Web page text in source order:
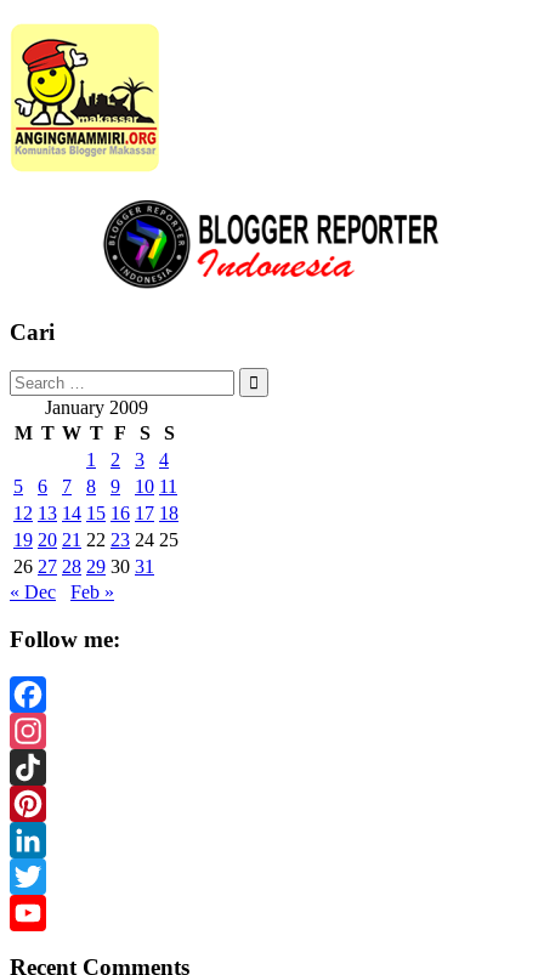
Cari
Search
for: January 2009
M T W T F S
S
1
2 3
4
5
6 7 8 9 10 11
12 13 14 15 16 17 18
19 20 21 22 23 24 25
26 27 28 29 30 31
« Dec
Feb »
Follow me:
Facebook
Instagram
TikTok
Pinterest
LinkedIn
Twitter
Recent Comments